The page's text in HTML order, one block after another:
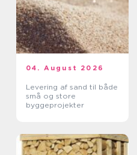
04. August 2026
Levering af sand til både
små og store
byggeprojekter